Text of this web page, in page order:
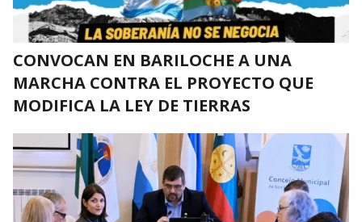
CONVOCAN EN BARILOCHE A UNA
MARCHA CONTRA EL PROYECTO QUE
MODIFICA LA LEY DE TIERRAS